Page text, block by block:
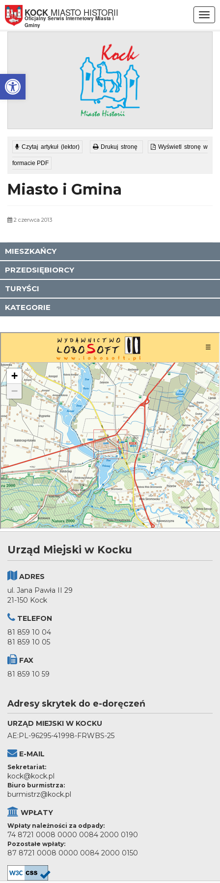
Otwórz pasek narzędzi
KOCK MIASTO HISTORII
Oficjalny Serwis Internetowy Miasta i
Gminy
Czytaj artykuł (lektor) Drukuj stronę Wyświetl stronę w
formacie PDF
Miasto i Gmina
2 czerwca 2013
MIESZKAŃCY
PRZEDSIĘBIORCY
TURYŚCI
KATEGORIE
Urząd Miejski w Kocku
ADRES
ul. Jana Pawła II 29
21-150 Kock
TELEFON
81 859 10 04
81 859 10 05
FAX
81 859 10 59
Adresy skrytek do e-doręczeń
URZĄD MIEJSKI W KOCKU
AE:PL-96295-41998-FRWBS-25
E-MAIL
Sekretariat:
kock@kock.pl
Biuro burmistrza:
burmistrz@kock.pl
WPŁATY
Wpłaty należności za odpady:
74 8721 0008 0000 0084 2000 0190
Pozostałe wpłaty:
87 8721 0008 0000 0084 2000 0150